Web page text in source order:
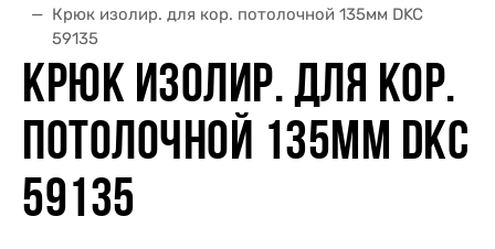
Крюк изолир. для кор. потолочной 135мм DKC
59135
КРЮК ИЗОЛИР. ДЛЯ КОР.
ПОТОЛОЧНОЙ 135ММ DKC
59135